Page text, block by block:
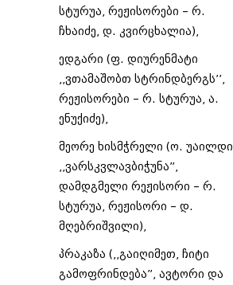
სტურუა, რეჟისორები – რ.
ჩხაიძე, დ. კვირცხალია),
ედგარი (ფ. დიურენმატი
,,ვთამაშობთ სტრინდბერგს’’,
რეჟისორები – რ. სტურუა, ა.
ენუქიძე),
მეორე ხისმჭრელი (ო. უაილდი
,,ვარსკვლავბიჭუნა”,
დამდგმელი რეჟისორი – რ.
სტურუა, რეჟისორი – დ.
მღებრიშვილი),
პრაკაზა (,,გაიღიმეთ, ჩიტი
გამოფრინდება”, ავტორი და